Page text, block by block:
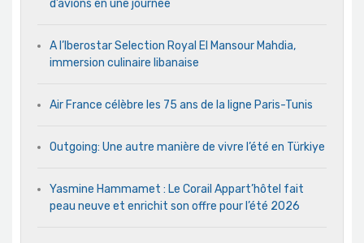
d’avions en une journée
A l’Iberostar Selection Royal El Mansour Mahdia,
immersion culinaire libanaise
Air France célèbre les 75 ans de la ligne Paris-Tunis
Outgoing: Une autre manière de vivre l’été en Türkiye
Yasmine Hammamet : Le Corail Appart’hôtel fait
peau neuve et enrichit son offre pour l’été 2026